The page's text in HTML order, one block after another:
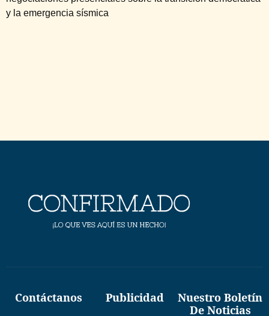
y la emergencia sísmica
Contáctanos Publicidad
Nuestro Boletín
De Noticias